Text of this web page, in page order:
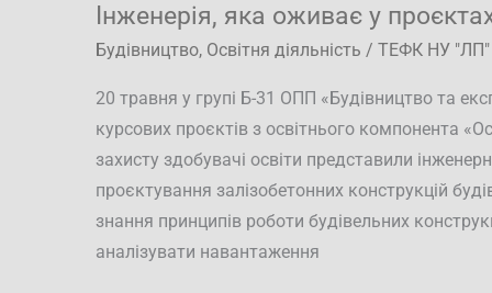
Інженерія, яка оживає у
Будівництво, Освітня діяльність / ТЕФК НУ "ЛП"
20 травня у групі Б-31 ОПП «Будівництво та
курсових проєктів з освітнього компонента
захисту здобувачі освіти представили
проєктування залізобетонних конструкцій
знання принципів роботи будівельних
аналізувати навантаження